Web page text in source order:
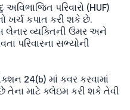
પરિવારો (HUF)
ખર્ચ કપાત કરી શકે છે.
લેનાર વ્યક્તિની ઉંમર અને
પરિવારના સભ્યોની
24(b) માં કવર કરવામાં
તેના માટે ક્લેઇમ કરી શકે તેવી